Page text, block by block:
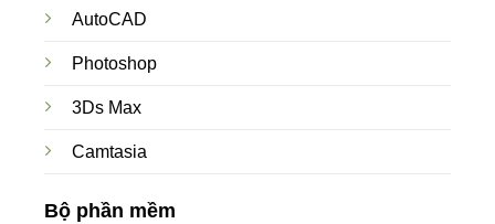
AutoCAD
Photoshop
3Ds Max
Camtasia
Bộ phần mềm